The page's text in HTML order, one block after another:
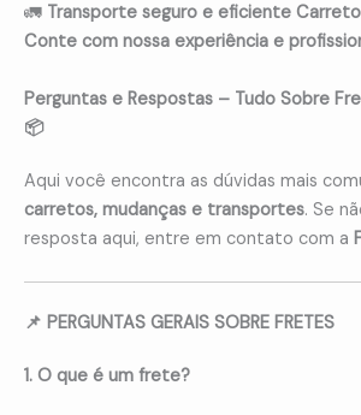
🚛 Transporte seguro e eficiente
Conte com nossa experiência e
Perguntas e Respostas – Tudo Sobre
📦
Aqui você encontra as dúvidas mais
carretos, mudanças e transportes. Se
resposta aqui, entre em contato com a
📌 PERGUNTAS GERAIS SOBRE FRETES
1. O que é um frete?